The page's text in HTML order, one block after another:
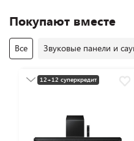
Покупают вместе
Все Звуковые панели и
12+12 суперкредит